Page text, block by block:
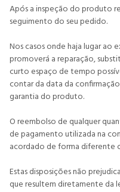
Após a inspeção do produto
seguimento do seu pedido.
Nos casos onde haja lugar ao
promoverá a reparação,
curto espaço de tempo
contar da data da
garantia do produto.
O reembolso de qualquer
de pagamento utilizada na
acordado de forma diferente
Estas disposições não
que resultem diretamente da